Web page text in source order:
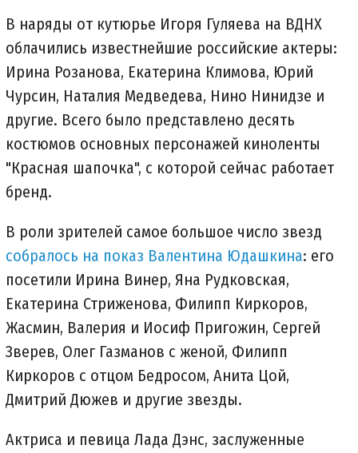
В наряды от кутюрье Игоря Гуляева на ВДНХ
облачились известнейшие российские актеры:
Ирина Розанова, Екатерина Климова, Юрий
Чурсин, Наталия Медведева, Нино Нинидзе и
другие. Всего было представлено десять
костюмов основных персонажей киноленты
"Красная шапочка", с которой сейчас работает
бренд.
В роли зрителей самое большое число звезд
собралось на показ Валентина Юдашкина: его
посетили Ирина Винер, Яна Рудковская,
Екатерина Стриженова, Филипп Киркоров,
Жасмин, Валерия и Иосиф Пригожин, Сергей
Зверев, Олег Газманов с женой, Филипп
Киркоров с отцом Бедросом, Анита Цой,
Дмитрий Дюжев и другие звезды.
Актриса и певица Лада Дэнс, заслуженные